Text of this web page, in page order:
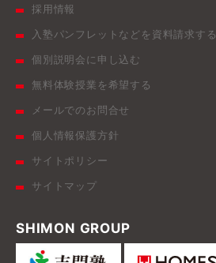
採用情報
入塾パンフレットなどを資料請求する
個別説明会に申し込む
無料体験授業を希望する
メールでのお問合せ
個人情報保護方針
サイトポリシー
サイトマップ
SHIMON GROUP